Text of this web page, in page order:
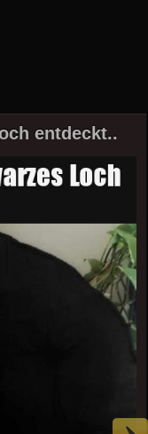
entdeckt..